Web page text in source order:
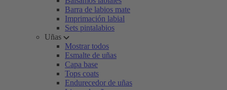
Barra de labios mate
Imprimación labial
Sets pintalabios
Uñas
Mostrar todos
Esmalte de uñas
Capa base
Tops coats
Endurecedor de uñas